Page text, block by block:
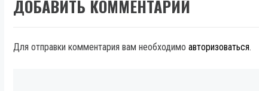
ДОБАВИТЬ КОММЕНТАРИЙ
Для отправки комментария вам необходимо авторизоваться.